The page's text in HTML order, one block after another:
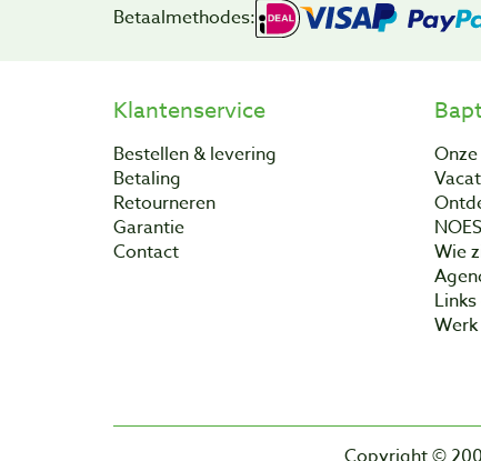
Betaalmethodes:
Klantenservice
Bestellen & levering
Betaling
Retourneren
Garantie
Contact
Wie